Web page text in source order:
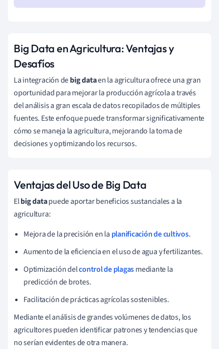
Big Data en Agricultura: Ventajas y
Desafíos
La integración debig dataen la agricultura ofrece una gran
oportunidad para mejorar la producción agrícola a través
del análisis a gran escala de datos recopilados de múltiples
fuentes. Este enfoque puede transformar significativamente
cómo se maneja la agricultura, mejorando la toma de
decisiones y optimizando los recursos.
Ventajas del Uso de Big Data
Elbig datapuede aportar beneficios sustanciales a la
agricultura:
Mejora de la precisión en la planificación de cultivos.
Aumento de la eficiencia en el uso de agua y fertilizantes.
Optimización delcontrol de plagasmediante la
predicción de brotes.
Facilitación de prácticas agrícolas sostenibles.
Mediante el análisis de grandes volúmenes de datos, los
agricultores pueden identificar patrones y tendencias que
no serían evidentes de otra manera.